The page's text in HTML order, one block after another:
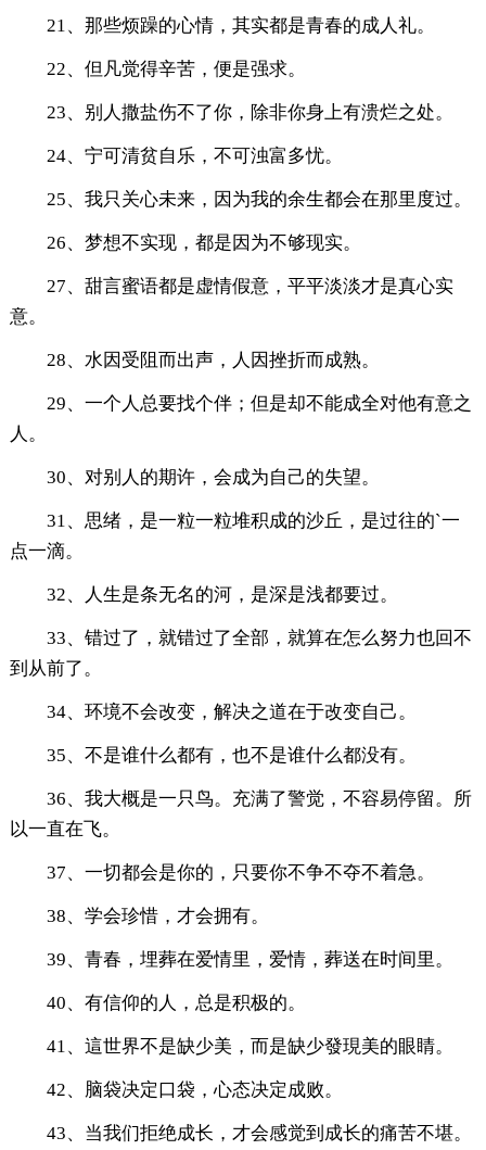
21、那些烦躁的心情，其实都是青春的成人礼。
22、但凡觉得辛苦，便是强求。
23、别人撒盐伤不了你，除非你身上有溃烂之处。
24、宁可清贫自乐，不可浊富多忧。
25、我只关心未来，因为我的余生都会在那里度过。
26、梦想不实现，都是因为不够现实。
27、甜言蜜语都是虚情假意，平平淡淡才是真心实
意。
28、水因受阻而出声，人因挫折而成熟。
29、一个人总要找个伴；但是却不能成全对他有意之
人。
30、对别人的期许，会成为自己的失望。
31、思绪，是一粒一粒堆积成的沙丘，是过往的`一
点一滴。
32、人生是条无名的河，是深是浅都要过。
33、错过了，就错过了全部，就算在怎么努力也回不
到从前了。
34、环境不会改变，解决之道在于改变自己。
35、不是谁什么都有，也不是谁什么都没有。
36、我大概是一只鸟。充满了警觉，不容易停留。所
以一直在飞。
37、一切都会是你的，只要你不争不夺不着急。
38、学会珍惜，才会拥有。
39、青春，埋葬在爱情里，爱情，葬送在时间里。
40、有信仰的人，总是积极的。
41、這世界不是缺少美，而是缺少發現美的眼睛。
42、脑袋决定口袋，心态决定成败。
43、当我们拒绝成长，才会感觉到成长的痛苦不堪。